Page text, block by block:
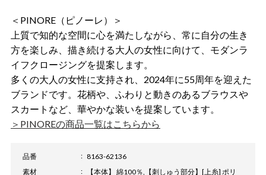
＜PINORE（ピノーレ）＞
上質で知的な空間に心を満たしながら、常に自分の生き
方を楽しみ、描き続ける大人の女性に向けて、モダンラ
イフクロージングを提案します。
多くの大人の女性に支持され、2024年に55周年を迎えた
ブランドです。花柄や、ふわりと動きのあるブラウスや
スカートなど、華やかな装いを提案しています。
＞PINOREの商品一覧はこちらから
品番
8163-62136
素材
【本体】 綿100％,【刺しゅう部分】[上糸] ポリ